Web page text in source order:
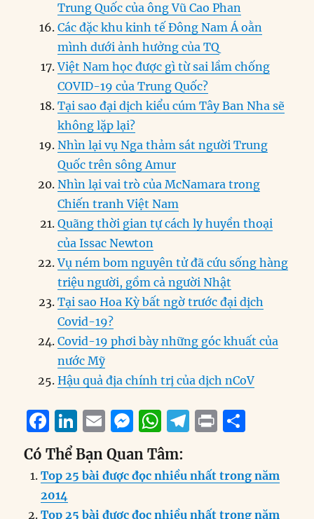
Trung Quốc của ông Vũ Cao Phan
Các đặc khu kinh tế Đông Nam Á oằn
mình dưới ảnh hưởng của TQ
Việt Nam học được gì từ sai lầm chống
COVID-19 của Trung Quốc?
Tại sao đại dịch kiểu cúm Tây Ban Nha sẽ
không lặp lại?
Nhìn lại vụ Nga thảm sát người Trung
Quốc trên sông Amur
Nhìn lại vai trò của McNamara trong
Chiến tranh Việt Nam
Quãng thời gian tự cách ly huyền thoại
của Issac Newton
Vụ ném bom nguyên tử đã cứu sống hàng
triệu người, gồm cả người Nhật
Tại sao Hoa Kỳ bất ngờ trước đại dịch
Covid-19?
Covid-19 phơi bày những góc khuất của
nước Mỹ
Hậu quả địa chính trị của dịch nCoV
F
a
c
e
b
Li
n
k
e
d
E
m
ai
l
M
e
ss
e
n
W
h
at
s
A
T
e
g
r
P
n
t
a
re
Có Thể Bạn Quan Tâm:
Top 25 bài được đọc nhiều nhất trong năm
2014
Top 25 bài được đọc nhiều nhất trong năm